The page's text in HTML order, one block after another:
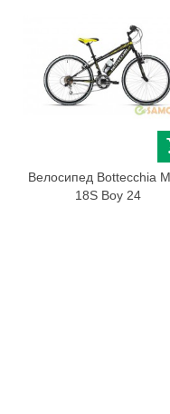
Велосипед Bottecchia
18S Boy 24